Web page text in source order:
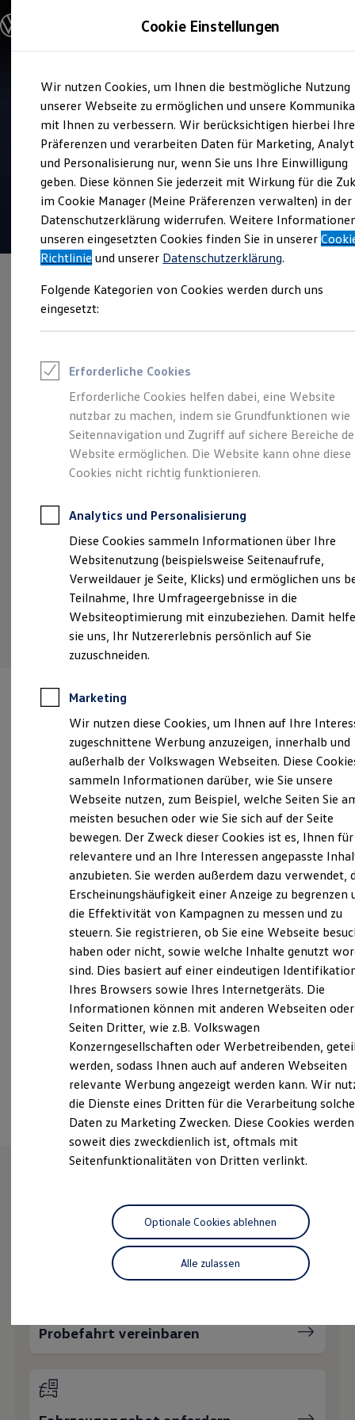
Hauptinhalt
springen
Footer
springen
Modelle und Konfigurator
Modelle vergleichen
Elektroautos
ENERGY Sondermodelle
Nutzfahrzeuge
SUV und CUV
Familienautos
Kombis
Kompaktwagen
Sportwagen
Schnell verfügbare Fahrzeuge
Angebote und Produkte
Aktuelle Angebote
E-Auto-Förderung
Volkswagen Marktplatz
Junge Gebrauchtwagen und Gebrauchtwagen
Volkswagen Zertifizierte Gebrauchtwagen
Zubehör- und Serviceangebote
Leasing
Leasing-Angebote
Gebrauchtwagen Leasing
Junge Gebrauchtwagen-Leasing
Elektroauto Leasing
Kleinwagen-Leasing
Leasing ohne Anzahlung
Finanzierung
Kfz-Versicherung
Restschuldversicherungen
Garantien
Wartungsverträge
Geschäftskunden
Professional Class bei Volkswagen
Großkunden
Behörden
Direktkunden
Sonderfahrzeuge
Anpfiff zum Gewinn
Elektroautos
ID. Tutorials
Elektrofahrzeugkonzepte
Reichweite
Reichweite der ID. Modelle
Reichweite im Winter
Laden
Laden unterwegs
Laden Zuhause
Ladestationen finden
Ladezeitensimulator
Batterie
Sicherheit
Garantie und Lebensdauer
Nachhaltigkeit
Technologie
Kosten und Kauf
Verbrauchskosten
Kaufoptionen
E-Auto-Förderung
Software und Konnektivität
ID. Software Versionen und Updates
Digitale Extras
Schnittstellen zu Ihrem ID.
Hybridautos
Marke und Erlebnis
Volkswagen R und R Experience
R-Modelle
Driving Experience
Volkswagen entdecken
Lifestyle Shop
T-Roc Kollektion
Golf Kollektion
ID. Kollektion
Volkswagen Kollektion
R-Kollektion
#wedriveproud
Verkauf und Service
Volkswagen Zentrum
Bamberg
4.8| 735 Bewertungen
Angebot gültig bis 30.09.2026
Eine Klasse für sich. Der Golf.
Golf Life ab 239,00 €mtl. leasen für Privatkunden |
999,00 € Sonderzahlung | 42 Monate Laufzeit |
Details ansehen
Verantwortlich für die Inhalte auf dieser Seite ist die Auto-Scholz
AHG GmbH & Co. KG (Impressum & Rechtliches)
Kronacher Straße 38 + 51, 96052 Bamberg
dialog.vw@auto-scholz.de
+49 951 9333333
Montag-Freitag 08:00-18:00 Uhr
Samstag
09:00-13:00 Uhr
Sonntag
Geschlossen
Ansprechpartner
Wie können wir
Ihnen weiterhelfen?
Probefahrt vereinbaren
Cookie Einstellungen
Wir nutzen Cookies, um Ihnen die bestmögliche Nutzung
unserer Webseite zu ermöglichen und unsere
mit Ihnen zu verbessern. Wir berücksichtigen hierbei Ihre
Präferenzen und verarbeiten Daten für Marketing,
und Personalisierung nur, wenn Sie uns Ihre Einwilligung
geben. Diese können Sie jederzeit mit Wirkung für die
im Cookie Manager (Meine Präferenzen verwalten) in der
Datenschutzerklärung widerrufen. Weitere
unseren eingesetzten Cookies finden Sie in unserer
Richtlinie und unserer Datenschutzerklärung.
Folgende Kategorien von Cookies werden durch uns
eingesetzt:
Erforderliche Cookies
Erforderliche Cookies helfen dabei, eine Website
nutzbar zu machen, indem sie Grundfunktionen wie
Seitennavigation und Zugriff auf sichere Bereiche
Website ermöglichen. Die Website kann ohne diese
Cookies nicht richtig funktionieren.
Analytics und Personalisierung
Diese Cookies sammeln Informationen über Ihre
Websitenutzung (beispielsweise Seitenaufrufe,
Verweildauer je Seite, Klicks) und ermöglichen uns
Teilnahme, Ihre Umfrageergebnisse in die
Websiteoptimierung mit einzubeziehen. Damit
sie uns, Ihr Nutzererlebnis persönlich auf Sie
zuzuschneiden.
Marketing
Wir nutzen diese Cookies, um Ihnen auf Ihre
zugeschnittene Werbung anzuzeigen, innerhalb und
außerhalb der Volkswagen Webseiten. Diese
sammeln Informationen darüber, wie Sie unsere
Webseite nutzen, zum Beispiel, welche Seiten Sie
meisten besuchen oder wie Sie sich auf der Seite
bewegen. Der Zweck dieser Cookies ist es, Ihnen für
relevantere und an Ihre Interessen angepasste
anzubieten. Sie werden außerdem dazu verwendet,
Erscheinungshäufigkeit einer Anzeige zu begrenzen
die Effektivität von Kampagnen zu messen und zu
steuern. Sie registrieren, ob Sie eine Webseite
haben oder nicht, sowie welche Inhalte genutzt
sind. Dies basiert auf einer eindeutigen
Ihres Browsers sowie Ihres Internetgeräts. Die
Informationen können mit anderen Webseiten oder
Seiten Dritter, wie z.B. Volkswagen
Konzerngesellschaften oder Werbetreibenden,
werden, sodass Ihnen auch auf anderen Webseiten
relevante Werbung angezeigt werden kann. Wir
die Dienste eines Dritten für die Verarbeitung
Daten zu Marketing Zwecken. Diese Cookies
soweit dies zweckdienlich ist, oftmals mit
Seitenfunktionalitäten von Dritten verlinkt.
Alle zulassen
Optionale Cookies ablehnen